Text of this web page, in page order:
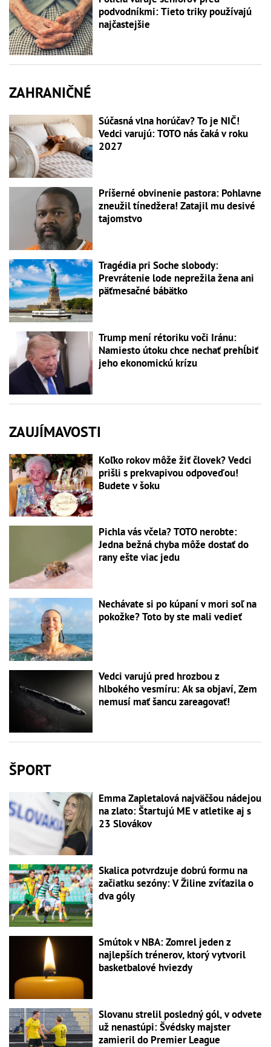
podvodníkmi: Tieto triky používajú
najčastejšie
ZAHRANIČNÉ
Súčasná vlna horúčav? To je NIČ!
Vedci varujú: TOTO nás čaká v roku
2027
Príšerné obvinenie pastora: Pohlavne
zneužil tínedžera! Zatajil mu desivé
tajomstvo
Tragédia pri Soche slobody:
Prevrátenie lode neprežila žena ani
päťmesačné bábätko
Trump mení rétoriku voči Iránu:
Namiesto útoku chce nechať prehĺbiť
jeho ekonomickú krízu
ZAUJÍMAVOSTI
Koľko rokov môže žiť človek? Vedci
prišli s prekvapivou odpoveďou!
Budete v šoku
Pichla vás včela? TOTO nerobte:
Jedna bežná chyba môže dostať do
rany ešte viac jedu
Nechávate si po kúpaní v mori soľ na
pokožke? Toto by ste mali vedieť
Vedci varujú pred hrozbou z
hlbokého vesmíru: Ak sa objaví, Zem
nemusí mať šancu zareagovať!
ŠPORT
Emma Zapletalová najväčšou nádejou
na zlato: Štartujú ME v atletike aj s
23 Slovákov
Skalica potvrdzuje dobrú formu na
začiatku sezóny: V Žiline zvíťazila o
dva góly
Smútok v NBA: Zomrel jeden z
najlepších trénerov, ktorý vytvoril
basketbalové hviezdy
Slovanu strelil posledný gól, v odvete
už nenastúpi: Švédsky majster
zamieril do Premier League